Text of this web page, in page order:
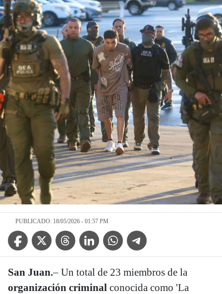
PUBLICADO: 18/05/2026 - 01:57 PM
Facebook IconTwitter IconThreads IconLinkedin IconWhatsApp IconTelegram Icon
San Juan.– Un total de 23 miembros de la
organización criminal conocida como 'La